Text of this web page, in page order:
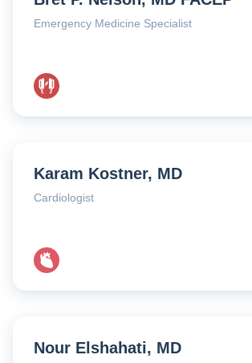
Emergency Medicine Specialist
Karam Kostner, MD
Cardiologist
Nour Elshahati, MD